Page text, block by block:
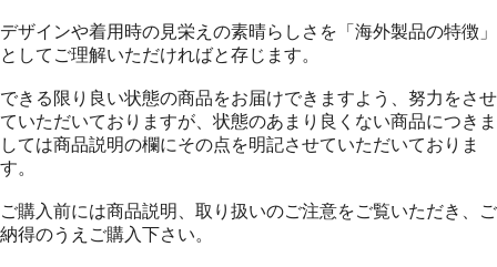
デザインや着用時の見栄えの素晴らしさを「海外製品の特徴」
としてご理解いただければと存じます。
できる限り良い状態の商品をお届けできますよう、努力をさせ
ていただいておりますが、状態のあまり良くない商品につきま
しては商品説明の欄にその点を明記させていただいておりま
す。
ご購入前には商品説明、取り扱いのご注意をご覧いただき、ご
納得のうえご購入下さい。